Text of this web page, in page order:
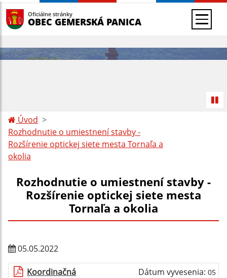
Oficiálne stránky
OBEC GEMERSKÁ PANICA
Úvod
Rozhodnutie o umiestnení stavby -
Rozšírenie optickej siete mesta Tornaľa a
okolia
Rozhodnutie o umiestnení stavby -
Rozšírenie optickej siete mesta
Tornaľa a okolia
05.05.2022
Koordinačná
Dátum vyvesenia: 05